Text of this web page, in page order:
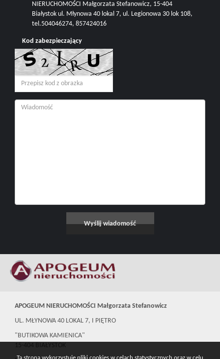
NIERUCHOMOŚCI Małgorzata Stefanowicz, 15-404
Białystok ul. Młynowa 40 lokal 7, ul. Legionowa 30 lok 108,
tel.504046274, 857424016
Kod zabezpieczający
APOGEUM NIERUCHOMOŚCI Małgorzata Stefanowicz
UL. MŁYNOWA 40 LOKAL 7, I PIĘTRO
"BUTIKOWA KAMIENICA"
15-404 BIAŁYSTOK